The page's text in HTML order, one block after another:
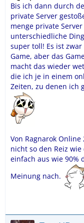
Bis ich dann durch
private Server
menge private
unterschiedliche
super toll! Es ist
Game, aber das
macht das wieder
die ich je in einem
Zeiten, zu denen ich
Von Ragnarok
nicht so den Reiz
einfach aus wie 90%
Meinung nach.